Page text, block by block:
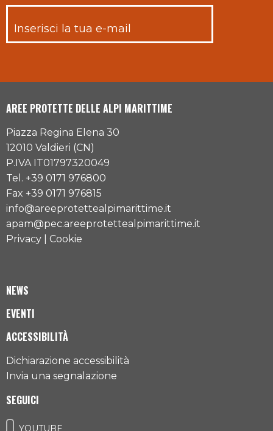
AREE PROTETTE DELLE ALPI MARITTIME
Piazza Regina Elena 30
12010 Valdieri (CN)
P.IVA IT01797320049
Tel. +39 0171 976800
Fax +39 0171 976815
info@areeprotettealpimarittime.it
apam@pec.areeprotettealpimarittime.it
Privacy
Cookie
NEWS
EVENTI
ACCESSIBILITÀ
Dichiarazione accessibilità
Invia una segnalazione
SEGUICI
YOUTUBE